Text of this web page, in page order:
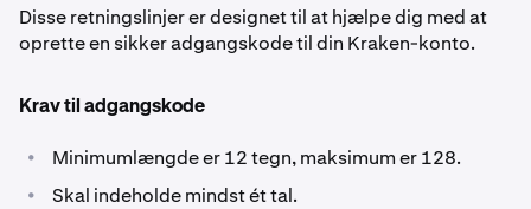
Disse retningslinjer er designet til at hjælpe dig med at
oprette en sikker adgangskode til din Kraken-konto.
Krav til adgangskode
• Minimumlængde er 12 tegn, maksimum er 128.
• Skal indeholde mindst ét tal.